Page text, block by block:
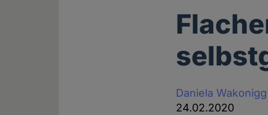
Daniela Wakonigg
24.02.2020